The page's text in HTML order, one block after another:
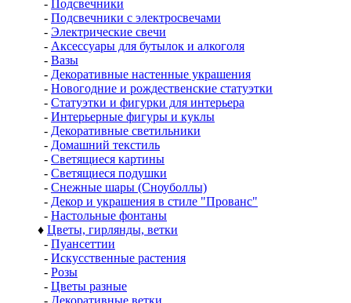
- Подсвечники
- Подсвечники с электросвечами
- Электрические свечи
- Аксессуары для бутылок и алкоголя
- Вазы
- Декоративные настенные украшения
- Новогодние и рождественские статуэтки
- Статуэтки и фигурки для интерьера
- Интерьерные фигуры и куклы
- Декоративные светильники
- Домашний текстиль
- Светящиеся картины
- Светящиеся подушки
- Снежные шары (Сноуболлы)
- Декор и украшения в стиле "Прованс"
- Настольные фонтаны
♦ Цветы, гирлянды, ветки
- Пуансеттии
- Искусственные растения
- Розы
- Цветы разные
- Декоративные ветки